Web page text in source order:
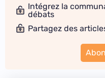
Intégrez la
débats
Partagez des